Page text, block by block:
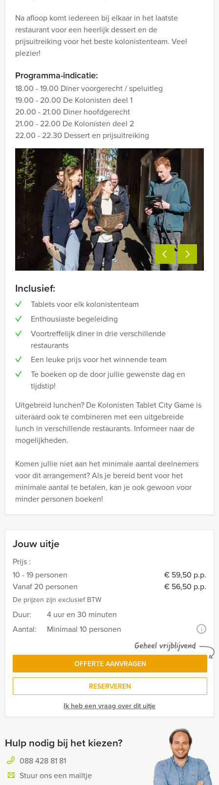
Jouw uitje
Prijs :
10 - 19 personen
€ 59,50 p.p.
Vanaf 20 personen
€ 56,50 p.p.
De prijzen zijn exclusief BTW
Duur:
4 uur en 30 minuten
Aantal:
Minimaal 10 personen i
Geheel vrijblijvend
OFFERTE AANVRAGEN
RESERVEREN
Ik heb een vraag over dit uitje
Hulp nodig bij het kiezen?
088 428 81 81
Stuur ons een mailtje
Na afloop komt iedereen bij elkaar in het laatste
restaurant voor een heerlijk dessert en de
prijsuitreiking voor het beste kolonistenteam. Veel
plezier!
Programma-indicatie:
18.00 - 19.00 Diner voorgerecht / speluitleg
19.00 - 20.00 De Kolonisten deel 1
20.00 - 21.00 Diner hoofdgerecht
21.00 - 22.00 De Kolonisten deel 2
22.00 - 22.30 Dessert en prijsuitreiking
Inclusief:
Tablets voor elk kolonistenteam
Enthousiaste begeleiding
Voortreffelijk diner in drie verschillende
restaurants
Een leuke prijs voor het winnende team
Te boeken op de door jullie gewenste dag en
tijdstip!
Uitgebreid lunchen? De Kolonisten Tablet City Game is
uiteraard ook te combineren met een uitgebreide
lunch in verschillende restaurants. Informeer naar de
mogelijkheden.
Komen jullie niet aan het minimale aantal deelnemers
voor dit arrangement? Als je bereid bent voor het
minimale aantal te betalen, kan je ook gewoon voor
minder personen boeken!